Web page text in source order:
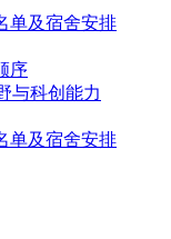
单及宿舍安排
序
与科创能力
单及宿舍安排